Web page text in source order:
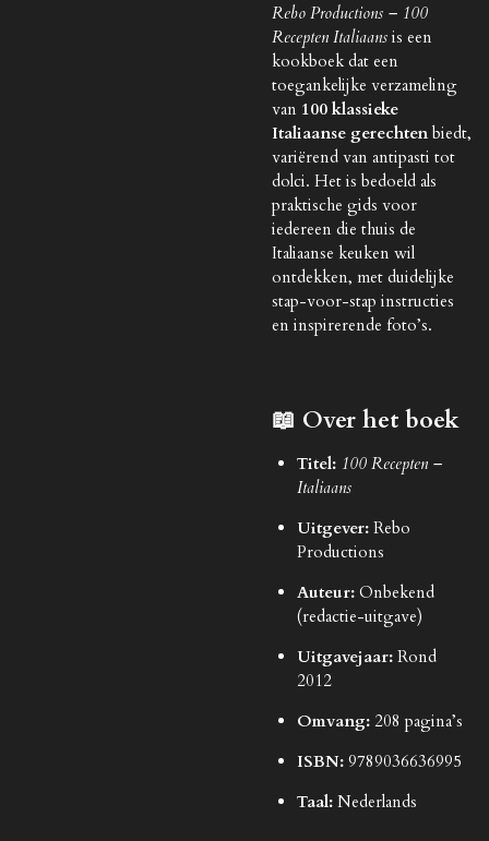
Rebo Productions – 100
Recepten Italiaans is een
kookboek dat een
toegankelijke verzameling
van 100 klassieke
Italiaanse gerechtenbiedt,
variërend van antipasti tot
dolci. Het is bedoeld als
praktische gids voor
iedereen die thuis de
Italiaanse keuken wil
ontdekken, met duidelijke
stap-voor-stap instructies
en inspirerende foto’s.
📖 Over het boek
Titel: 100 Recepten –
Italiaans
Uitgever:Rebo
Productions
Auteur:Onbekend
(redactie-uitgave)
Uitgavejaar:Rond
2012
Omvang:208 pagina’s
ISBN:9789036636995
Taal:Nederlands